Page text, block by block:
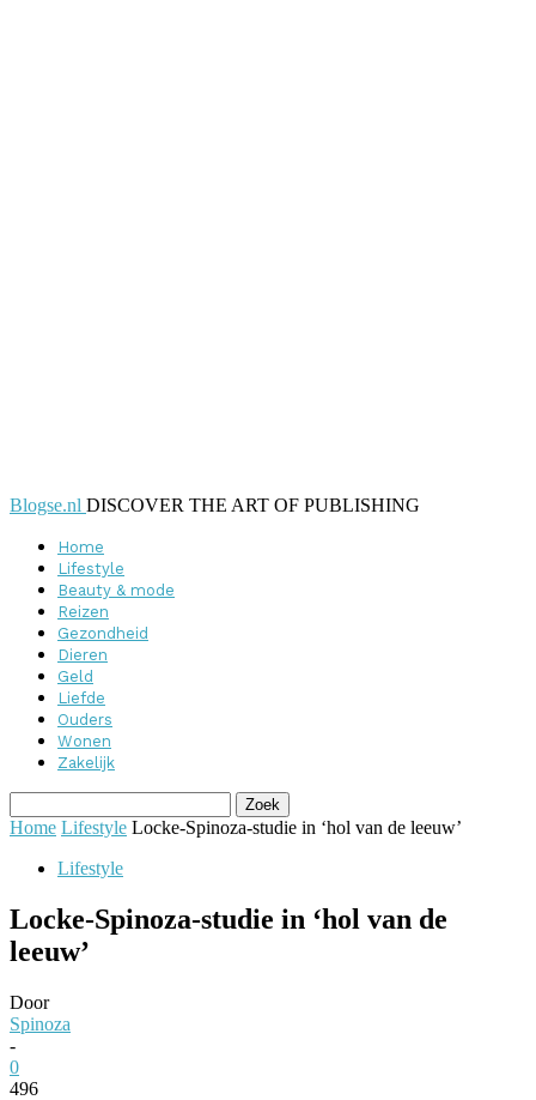
Blogse.nl DISCOVER THE ART OF PUBLISHING
Home
Lifestyle
Beauty & mode
Reizen
Gezondheid
Dieren
Geld
Liefde
Ouders
Wonen
Zakelijk
Home Lifestyle Locke-Spinoza-studie in ‘hol van de leeuw’
Lifestyle
Locke-Spinoza-studie in ‘hol van de
leeuw’
Door
Spinoza
-
0
496